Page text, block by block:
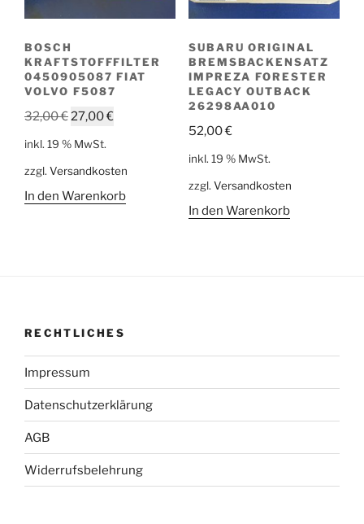
BOSCH
KRAFTSTOFFFILTER
0450905087 FIAT
VOLVO F5087
32,00€ Ursprünglicher
32,00 €
27,00€Aktueller
27,00 €.
inkl. 19 % MwSt.
zzgl. Versandkosten
In den Warenkorb
SUBARU ORIGINAL
BREMSBACKENSATZ
IMPREZA FORESTER
LEGACY OUTBACK
26298AA010
52,00€
inkl. 19 % MwSt.
zzgl. Versandkosten
In den Warenkorb
RECHTLICHES
Impressum
Datenschutzerklärung
AGB
Widerrufsbelehrung